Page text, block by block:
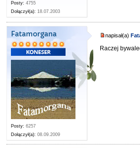
Posty: 4755
Dołączył(a): 18.07.2003
Fatamorgana
Posty: 6257
Dołączył(a): 08.09.2009
napisał(a)
Raczej